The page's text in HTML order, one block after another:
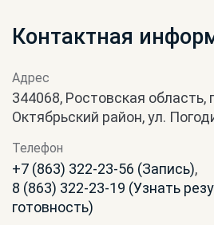
Контактная
Адрес
344068, Ростовская область,
Октябрьский район, ул.
Телефон
+7 (863) 322-23-56 (Запись),
8 (863) 322-23-19 (Узнать
готовность)